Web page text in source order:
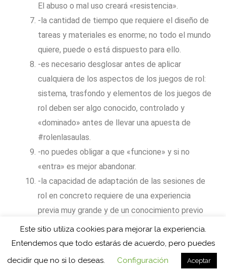
El abuso o mal uso creará «resistencia».
-la cantidad de tiempo que requiere el diseño de
tareas y materiales es enorme; no todo el mundo
quiere, puede o está dispuesto para ello.
-es necesario desglosar antes de aplicar
cualquiera de los aspectos de los juegos de rol:
sistema, trasfondo y elementos de los juegos de
rol deben ser algo conocido, controlado y
«dominado» antes de llevar una apuesta de
#rolenlasaulas.
-no puedes obligar a que «funcione» y si no
«entra» es mejor abandonar.
-la capacidad de adaptación de las sesiones de
rol en concreto requiere de una experiencia
previa muy grande y de un conocimiento previo
extenso sobre la ambientación que se va a llevar
al aula. Sin esas capacidades de
adaptación/improvisación no se puede dar
respuesta ágil y eficiente a las posibilidades que
Este sitio utiliza cookies para mejorar la experiencia.
Entendemos que todo estarás de acuerdo, pero puedes
decidir que no si lo deseas.
Configuración Aceptar